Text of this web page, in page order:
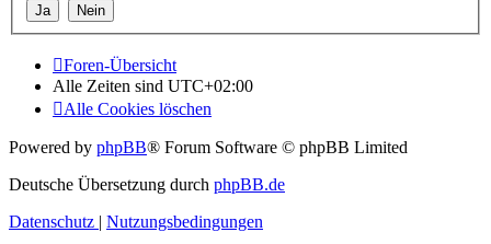
Foren-Übersicht
Alle Zeiten sind UTC+02:00
Alle Cookies löschen
Powered by phpBB® Forum Software © phpBB Limited
Deutsche Übersetzung durch phpBB.de
Datenschutz | Nutzungsbedingungen